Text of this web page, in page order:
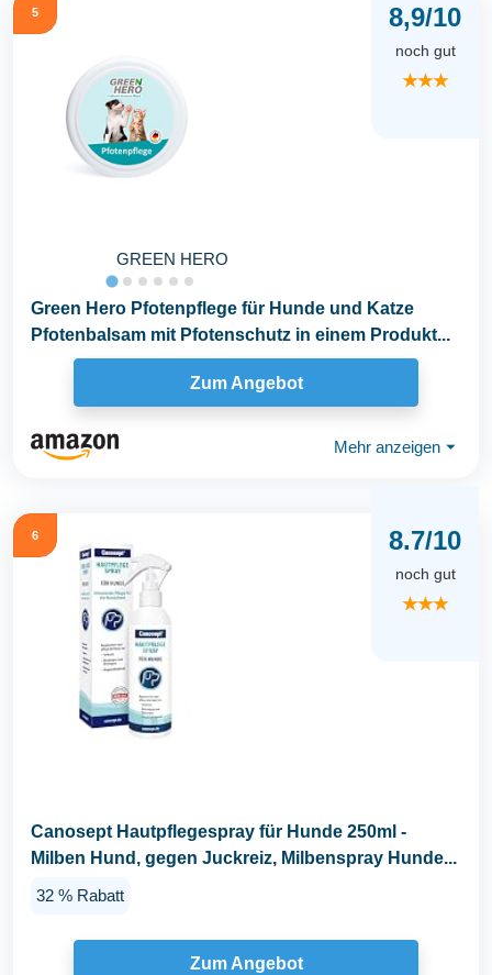
5
GREEN HERO
8,9/10
noch gut
★★★
Green Hero Pfotenpflege für Hunde und Katze
Pfotenbalsam mit Pfotenschutz in einem Produkt...
Zum Angebot
Mehr anzeigen ⏷
6 8.7/10
noch gut
★★★
Canosept Hautpflegespray für Hunde 250ml -
Milben Hund, gegen Juckreiz, Milbenspray Hunde...
32 % Rabatt
Zum Angebot